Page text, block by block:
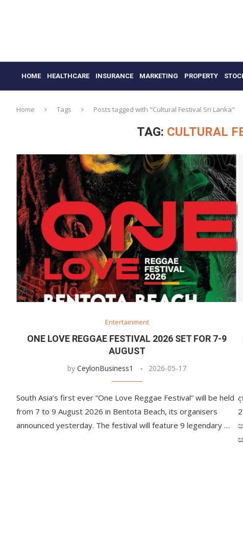
HOME HEALTHCARE INSURANCE MARKETING PROPERTY
Home Tags Posts tagged with "Cultural Festival Sri Lanka"
TAG: CULTURAL
Entertainment
ONE LOVE REGGAE FESTIVAL 2026 SET FOR 7-9
AUGUST
byCeylonBusiness1 2026-05-17
South Asia’s first ever “One Love Reggae Festival” will be held
from 7 to 9 August 2026 in Bentota Beach, its organisers
announced yesterday. The festival will feature 9 legendary …